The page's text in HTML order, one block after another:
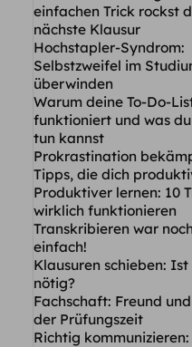
einfachen Trick rockst
nächste Klausur
Hochstapler-Syndrom:
Selbstzweifel im
überwinden
Warum deine To-Do-
funktioniert und was
tun kannst
Prokrastination
Tipps, die dich
Produktiver lernen: 10
wirklich funktionieren
Transkribieren war
einfach!
Klausuren schieben:
nötig?
Fachschaft: Freund
der Prüfungszeit
Richtig